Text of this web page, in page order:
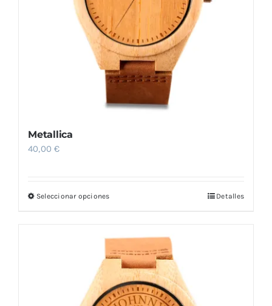
Metallica
40,00€
Seleccionar opcionesEste
múltiples
variantes.
Las
opciones
Detalles